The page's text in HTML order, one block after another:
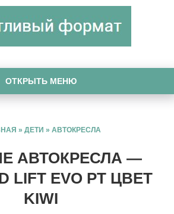
ОТКРЫТЬ МЕНЮ
» ДЕТИ » АВТОКРЕСЛА
АВТОКРЕСЛА —
LIFT EVO PT ЦВЕТ
KIWI